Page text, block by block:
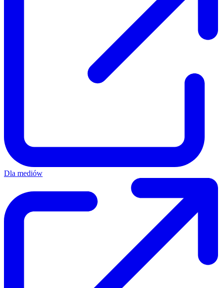
Dla mediów